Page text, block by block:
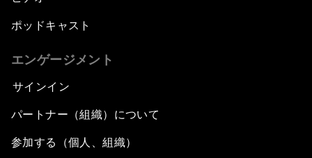
ポッドキャスト
エンゲージメント
サインイン
パートナー（組織）について
参加する（個人、組織）